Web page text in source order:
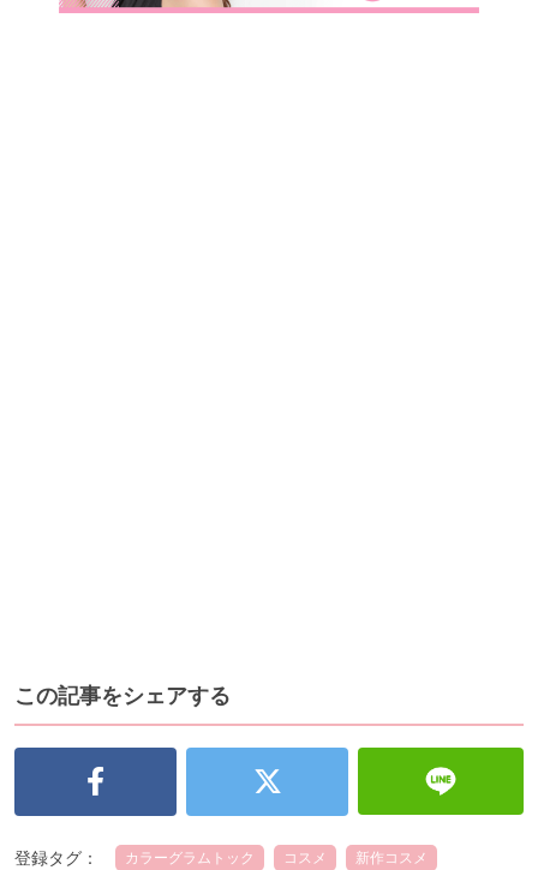
この記事をシェアする
登録タグ： カラーグラムトック コスメ 新作コスメ